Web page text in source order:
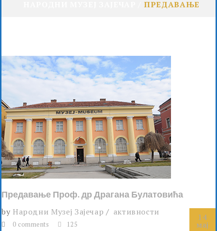
ПРЕДАВАЊЕ
Предавање Проф. др Драгана Булатовића
by Народни Музеј Зајечар активности
0 comments 125
14
мај